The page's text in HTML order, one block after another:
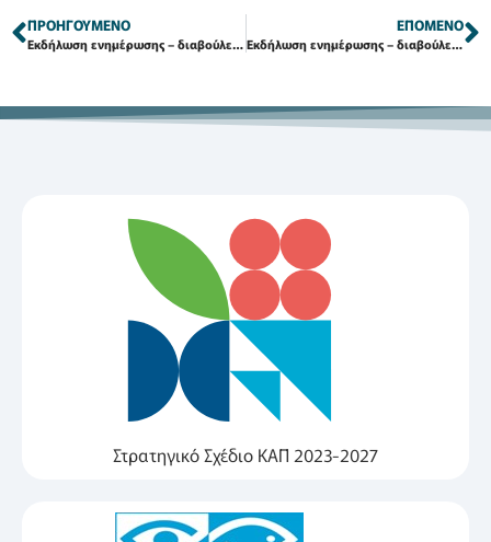
ΠΡΟΗΓΟΎΜΕΝΟ
Εκδήλωση ενημέρωσης – διαβούλευσης στην Αμανή, για το σχεδιασμό του νέου προγράμματος “CLLD (LEADER) 2014-2020″
ΕΠΌΜΕΝΟ
Εκδήλωση ενημέρωσης – διαβούλευσης στον Αγ. Μηνά, για το σχεδιασμό του νέου προγράμματος “CLLD (LEADER) 2014-2020″
Στρατηγικό Σχέδιο ΚΑΠ 2023-2027